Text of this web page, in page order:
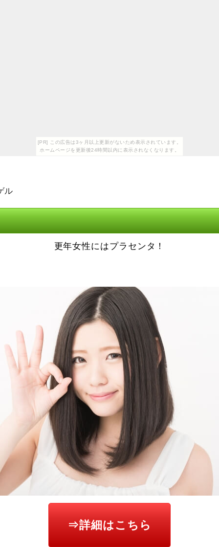
[PR] この広告は3ヶ月以上更新がないため表示されています。
ホームページを更新後24時間以内に表示されなくなります。
ル
更年女性にはプラセンタ！
⇒詳細はこちら